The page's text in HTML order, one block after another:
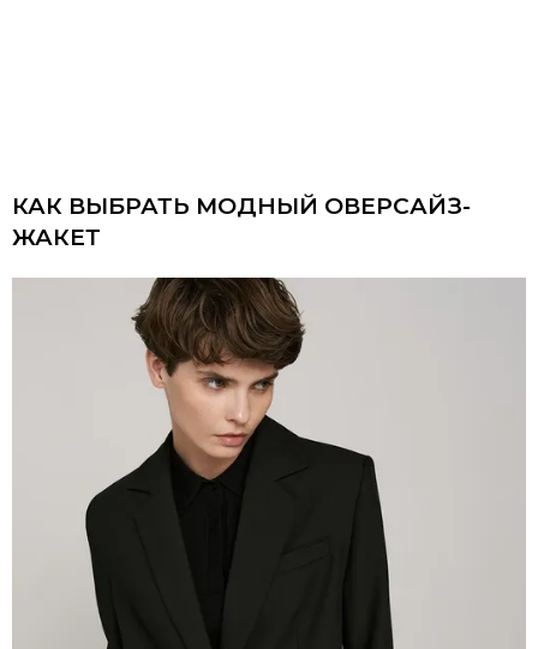
КАК ВЫБРАТЬ МОДНЫЙ ОВЕРСАЙЗ-
ЖАКЕТ